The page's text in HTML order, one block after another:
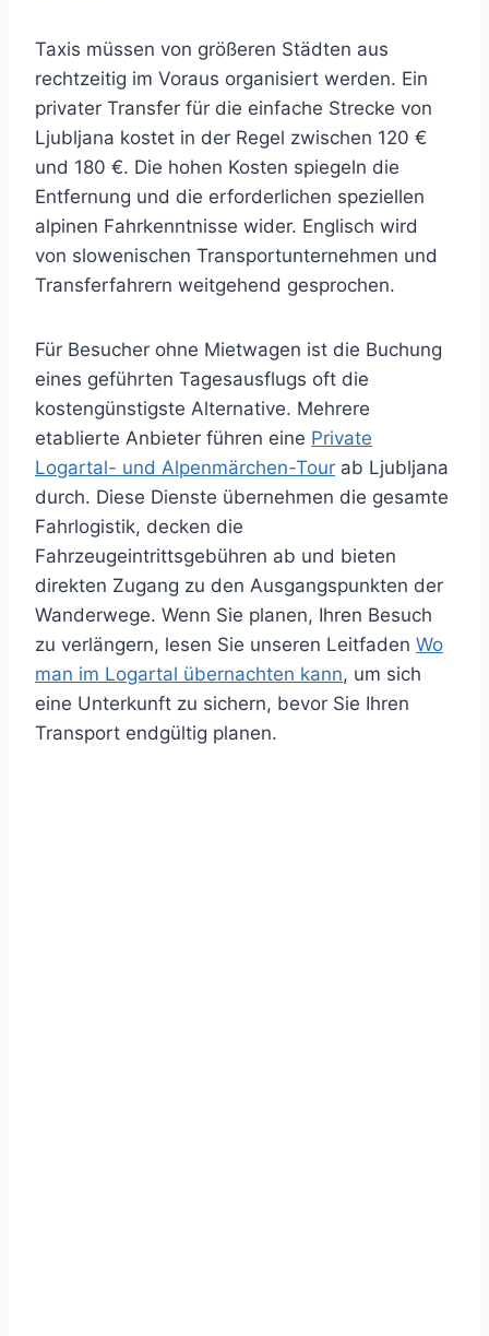
Taxis müssen von größeren Städten aus
rechtzeitig im Voraus organisiert werden. Ein
privater Transfer für die einfache Strecke von
Ljubljana kostet in der Regel zwischen 120 €
und 180 €. Die hohen Kosten spiegeln die
Entfernung und die erforderlichen speziellen
alpinen Fahrkenntnisse wider. Englisch wird
von slowenischen Transportunternehmen und
Transferfahrern weitgehend gesprochen.
Für Besucher ohne Mietwagen ist die Buchung
eines geführten Tagesausflugs oft die
kostengünstigste Alternative. Mehrere
etablierte Anbieter führen eine Private
Logartal- und Alpenmärchen-Tour ab Ljubljana
durch. Diese Dienste übernehmen die gesamte
Fahrlogistik, decken die
Fahrzeugeintrittsgebühren ab und bieten
direkten Zugang zu den Ausgangspunkten der
Wanderwege. Wenn Sie planen, Ihren Besuch
zu verlängern, lesen Sie unseren Leitfaden Wo
man im Logartal übernachten kann, um sich
eine Unterkunft zu sichern, bevor Sie Ihren
Transport endgültig planen.